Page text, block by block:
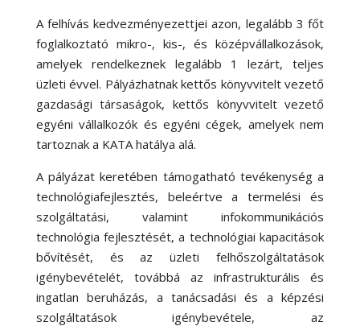
A felhívás kedvezményezettjei azon, legalább 3 főt
foglalkoztató mikro-, kis-, és középvállalkozások,
amelyek rendelkeznek legalább 1 lezárt, teljes
üzleti évvel. Pályázhatnak kettős könyvvitelt vezető
gazdasági társaságok, kettős könyvvitelt vezető
egyéni vállalkozók és egyéni cégek, amelyek nem
tartoznak a KATA hatálya alá.
A pályázat keretében támogatható tevékenység a
technológiafejlesztés, beleértve a termelési és
szolgáltatási, valamint infokommunikációs
technológia fejlesztését, a technológiai kapacitások
bővítését, és az üzleti felhőszolgáltatások
igénybevételét, továbbá az infrastrukturális és
ingatlan beruházás, a tanácsadási és a képzési
szolgáltatások igénybevétele, az